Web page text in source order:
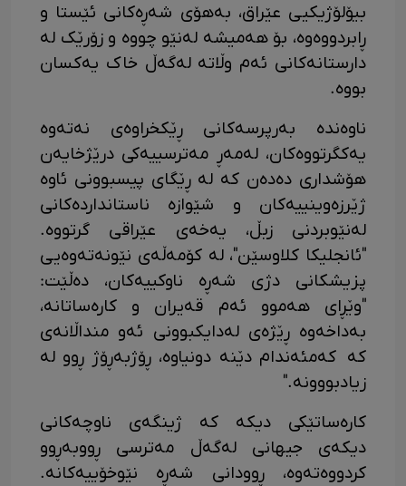
بیۆلۆژیکیی عێراق، بەهۆی شەڕەکانی ئێستا و
ڕابردووەوە، بۆ هەمیشە لەنێو چووە و زۆرێک لە
دارستانەکانی ئەم وڵاتە لەگەڵ خاک یەکسان
بووە.
ناوەندە بەرپرسەکانی ڕێکخراوەی نەتەوە
یەکگرتووەکان، لەمەڕ مەترسییەکی درێژخایەن
هۆشداری دەدەن کە لە ڕێگای پیسبوونی ئاوە
ژێرزەوینییەکان و شێوازە ناستانداردەکانی
لەنێوبردنی زبڵ، یەخەی عێراقی گرتووە.
"ئانجلیکا کلاوسێن"، لە کۆمەڵەی نێونەتەوەیی
پزیشکانی دژی شەڕە ناوکییەکان، دەڵێت:
"وێڕای هەموو ئەم قەیران و کارەساتانە،
بەداخەوە ڕێژەی لەدایکبوونی ئەو منداڵانەی
کە کەمئەندام دێنە دونیاوە، ڕۆژبەڕۆژ ڕوو لە
زیادبووونە."
کارەساتێکی دیکە کە ژینگەی ناوچەکانی
دیکەی جیهانی لەگەڵ مەترسی ڕووبەڕوو
کردووەتەوە، ڕوودانی شەڕە نێوخۆییەکانە.